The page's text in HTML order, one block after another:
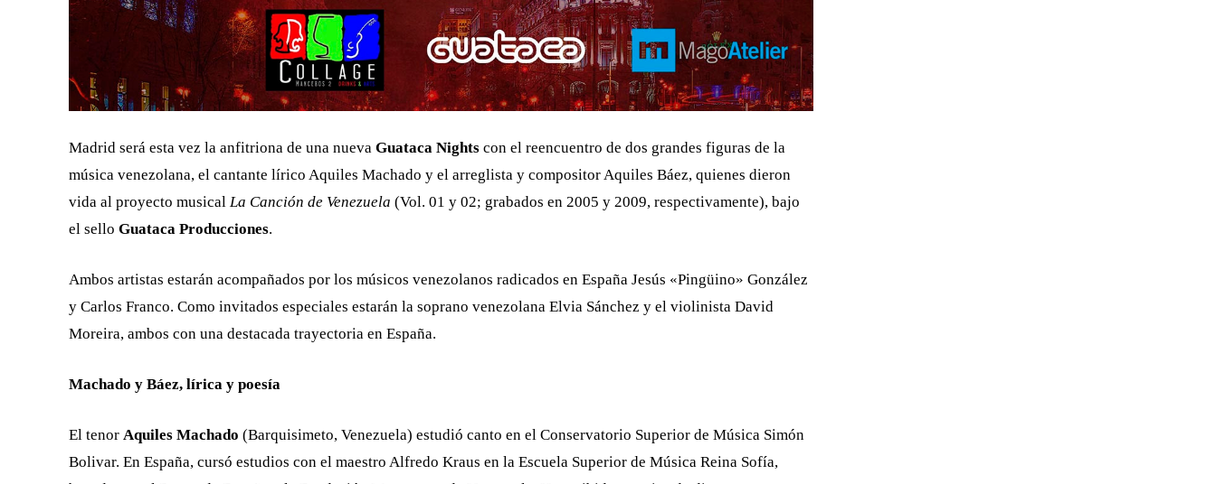
Madrid será esta vez la anfitriona de una nueva Guataca Nights con el reencuentro de dos grandes figuras de la
música venezolana, el cantante lírico Aquiles Machado y el arreglista y compositor Aquiles Báez, quienes dieron
vida al proyecto musical La Canción de Venezuela (Vol. 01 y 02; grabados en 2005 y 2009, respectivamente), bajo
el sello Guataca Producciones.
Ambos artistas estarán acompañados por los músicos venezolanos radicados en España Jesús «Pingüino» González
y Carlos Franco. Como invitados especiales estarán la soprano venezolana Elvia Sánchez y el violinista David
Moreira, ambos con una destacada trayectoria en España.
Machado y Báez, lírica y poesía
El tenor Aquiles Machado (Barquisimeto, Venezuela) estudió canto en el Conservatorio Superior de Música Simón
Bolivar. En España, cursó estudios con el maestro Alfredo Kraus en la Escuela Superior de Música Reina Sofía,